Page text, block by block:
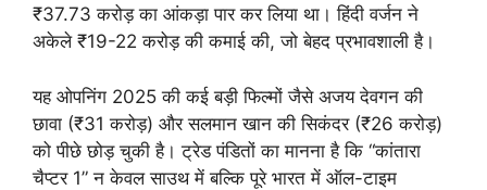
₹37.73 करोड़ का आंकड़ा पार कर लिया था। हिंदी वर्जन ने
अकेले ₹19-22 करोड़ की कमाई की, जो बेहद प्रभावशाली है।
यह ओपनिंग 2025 की कई बड़ी फिल्मों जैसे अजय देवगन की
छावा (₹31 करोड़) और सलमान खान की सिकंदर (₹26 करोड़)
को पीछे छोड़ चुकी है। ट्रेड पंडितों का मानना है कि “कांतारा
चैप्टर 1” न केवल साउथ में बल्कि पूरे भारत में ऑल-टाइम